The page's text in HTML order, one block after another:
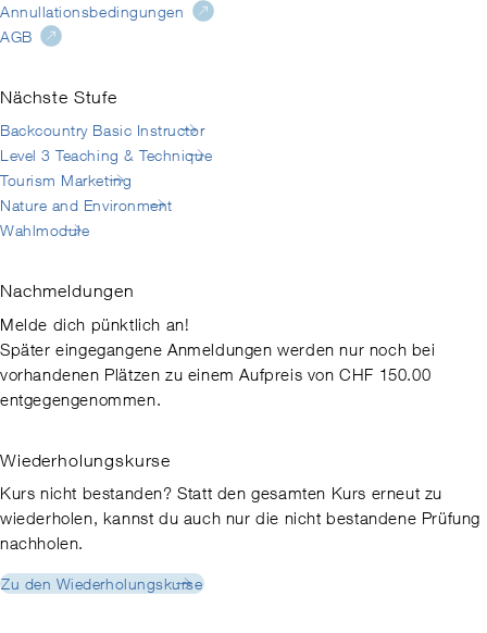
Annullationsbedingungen
AGB
Nächste Stufe
Backcountry Basic Instructor
Level 3 Teaching & Technique
Tourism Marketing
Nature and Environment
Wahlmodule
Nachmeldungen
Melde dich pünktlich an!
Später eingegangene Anmeldungen werden nur noch bei
vorhandenen Plätzen zu einem Aufpreis von CHF 150.00
entgegengenommen.
Wiederholungskurse
Kurs nicht bestanden? Statt den gesamten Kurs erneut zu
wiederholen, kannst du auch nur die nicht bestandene Prüfung
nachholen.
Zu den Wiederholungskurse